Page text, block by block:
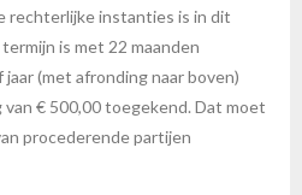
rechterlijke instanties is in dit
is met 22 maanden
(met afronding naar boven)
€ 500,00 toegekend. Dat moet
procederende partijen